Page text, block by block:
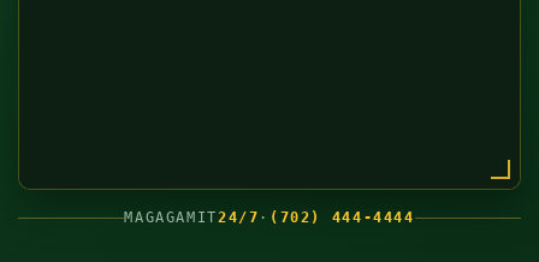
MAGAGAMIT24/7 · (702) 444-4444